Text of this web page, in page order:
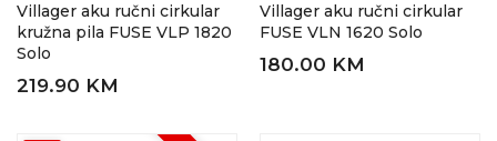
Villager aku ručni cirkular
kružna pila FUSE VLP 1820
Solo
219.90 KM
Villager aku ručni cirkular
FUSE VLN 1620 Solo
180.00 KM